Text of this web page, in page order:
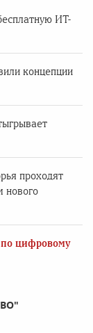
ИТ-
концепции
проходят
нового
по цифровому